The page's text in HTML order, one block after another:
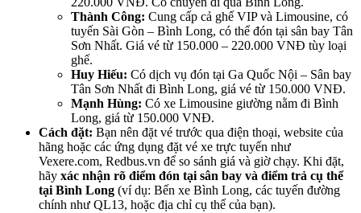
Thành Công: Cung cấp cả ghế VIP và Limousine, có
tuyến Sài Gòn – Bình Long, có thể đón tại sân bay Tân
Sơn Nhất. Giá vé từ 150.000 – 220.000 VNĐ tùy loại
ghế.
Huy Hiếu: Có dịch vụ đón tại Ga Quốc Nội – Sân bay
Tân Sơn Nhất đi Bình Long, giá vé từ 150.000 VNĐ.
Mạnh Hùng: Có xe Limousine giường nằm đi Bình
Long, giá từ 150.000 VNĐ.
Cách đặt: Bạn nên đặt vé trước qua điện thoại, website của
hãng hoặc các ứng dụng đặt vé xe trực tuyến như
Vexere.com, Redbus.vn để so sánh giá và giờ chạy. Khi đặt,
hãy xác nhận rõ điểm đón tại sân bay và điểm trả cụ thể
tại Bình Long (ví dụ: Bến xe Bình Long, các tuyến đường
chính như QL13, hoặc địa chỉ cụ thể của bạn).